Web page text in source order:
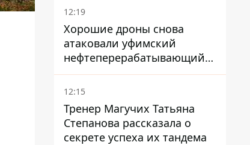
12:19
Хорошие дроны снова
атаковали уфимский
нефтеперерабатывающий
кластер – один упал на
недострой
12:15
Тренер Магучих Татьяна
Степанова рассказала о
секрете успеха их тандема